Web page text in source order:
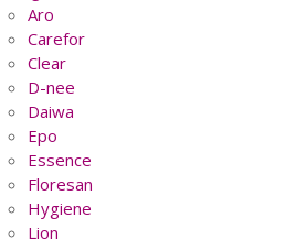
Aro
Carefor
Clear
D-nee
Daiwa
Epo
Essence
Floresan
Hygiene
Lion